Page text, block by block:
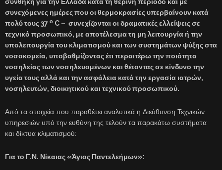
συνθήκη για την Ελλάδα κατά τη θερινή περίοδο και με
συνεχόμενες ημέρες που οι θερμοκρασίες υπερβαίνουν κατά
πολύ τους 37 ο C – συνεχίζονται οι δραματικές ελλείψεις σε
τεχνικό προσωπικό, με αποτέλεσμα τη μη λειτουργία ή την
υπολειτουργία του κλιματισμού και των συστημάτων ψύξης στα
νοσοκομεία, υποβαθμίζοντας έτι περαιτέρω την ποιότητα
νοσηλείας των νοσηλευομένων και θέτοντας σε κίνδυνο την
υγεία τους αλλά και την ασφάλεια κατά την εργασία ιατρών,
νοσηλευτών, διοικητικού και τεχνικού προσωπικού.
Από τα στοιχεία που παραθέτει αναλυτικά η Διεύθυνση Τεχνικών
υπηρεσιών υπό την ευθύνη της τελούν τα παρακάτω συστήματα
και δίκτυα κλιματισμού:
Για το Γ.Ν. Νίκαιας «Άγιος Παντελεήμων»: